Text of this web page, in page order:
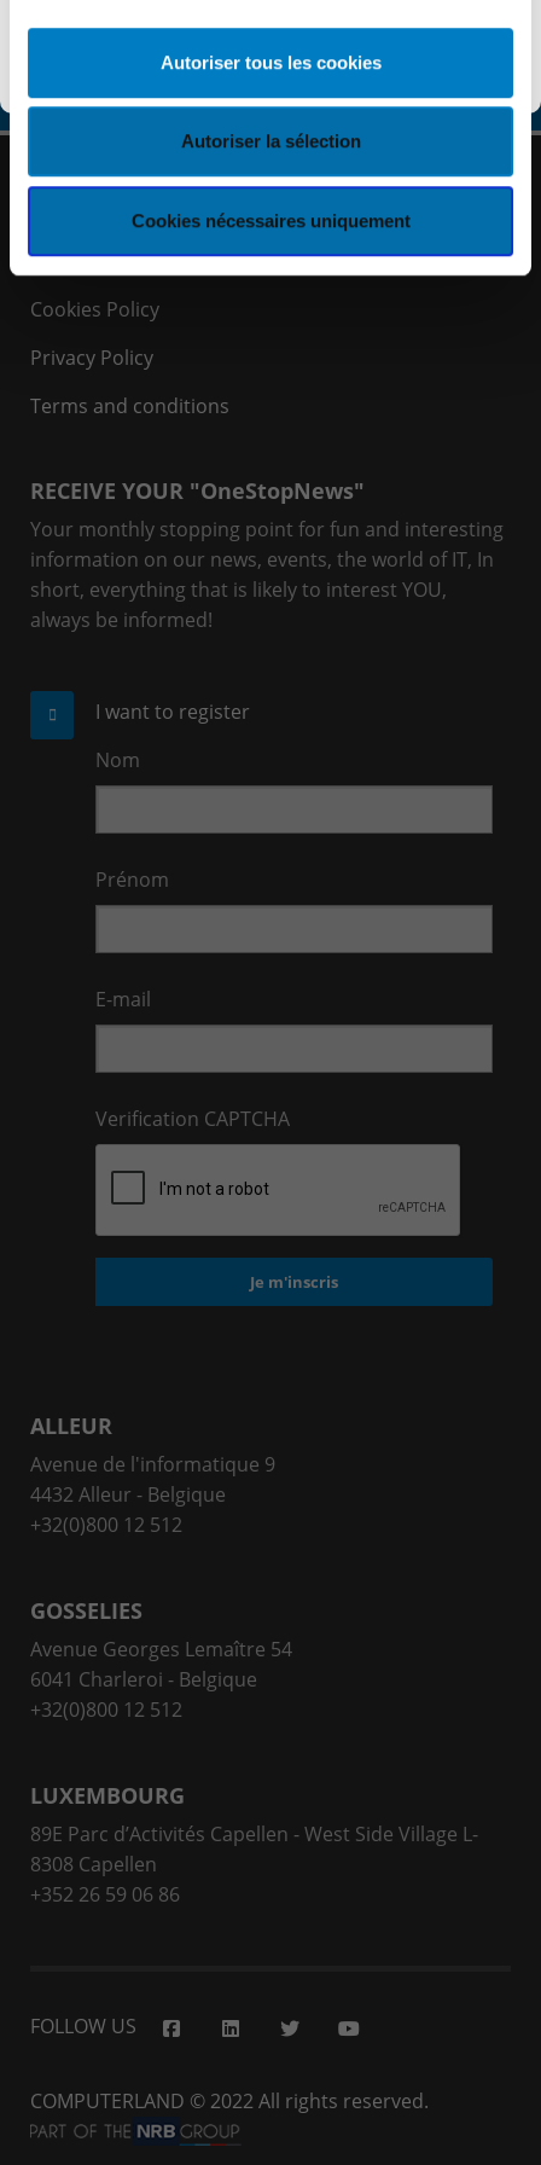
Autoriser tous les cookies
Autoriser la sélection
Cookies nécessaires uniquement
Découvrir KEYES
Registration is closed at the moment.Add event
to Outlook
Quick links
Client area
Cookies Policy
Privacy Policy
Terms and conditions
RECEIVE YOUR "OneStopNews"
Your monthly stopping point for fun and interesting
information on our news, events, the world of IT, In
short, everything that is likely to interest YOU,
always be informed!
I want to register
Nom
Prénom
E-mail
Verification CAPTCHA
ALLEUR
Avenue de l'informatique 9
4432 Alleur - Belgique
+32(0)800 12 512
GOSSELIES
Avenue Georges Lemaître 54
6041 Charleroi - Belgique
+32(0)800 12 512
LUXEMBOURG
89E Parc d’Activités Capellen - West Side Village L-
8308 Capellen
+352 26 59 06 86
FOLLOW US
COMPUTERLAND © 2022 All rights reserved.